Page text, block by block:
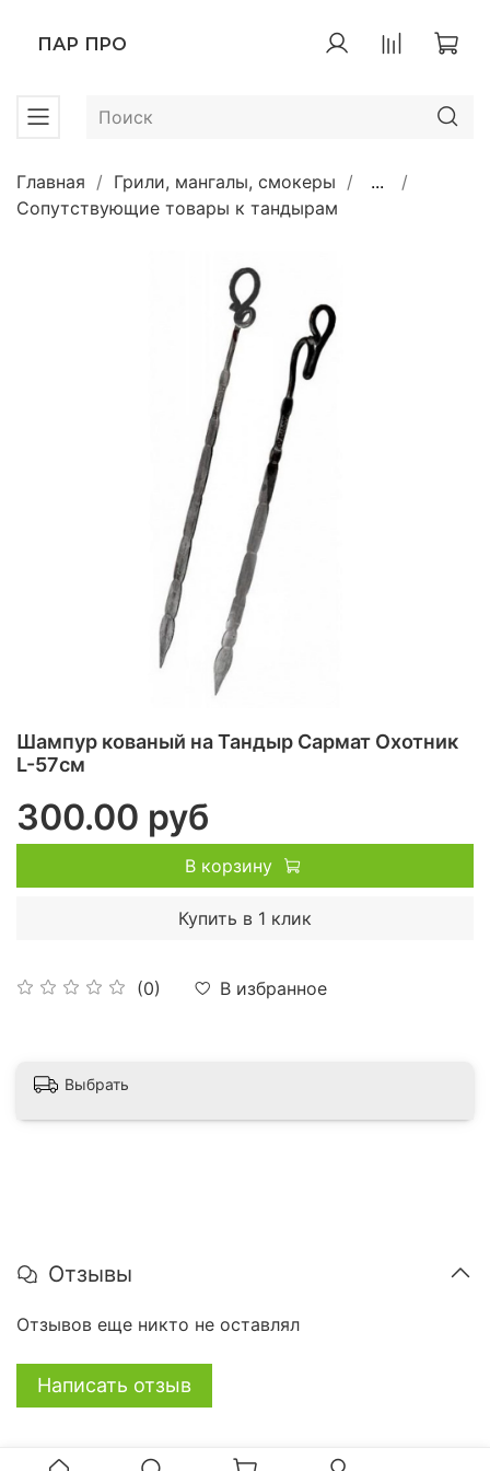
ПАР ПРО
Главная Грили, мангалы, смокеры
...
Сопутствующие товары к тандырам
Шампур кованый на Тандыр Сармат Охотник
L-57см
(0) В избранное
300.00 руб
В корзину
Купить в 1 клик
Выбрать
Отзывы
Отзывов еще никто не оставлял
Написать отзыв